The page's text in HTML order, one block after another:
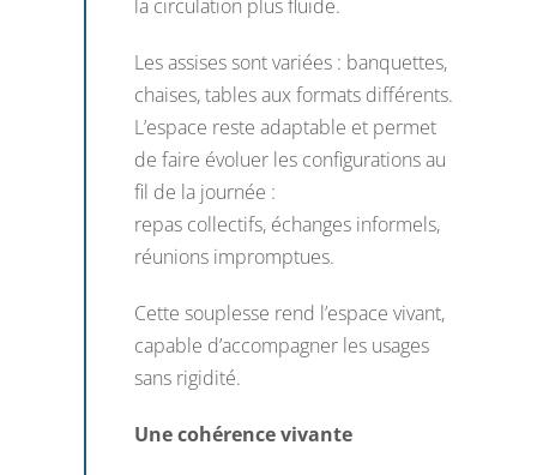
la circulation plus fluide.
Les assises sont variées : banquettes,
chaises, tables aux formats différents.
L’espace reste adaptable et permet
de faire évoluer les configurations au
fil de la journée :
repas collectifs, échanges informels,
réunions impromptues.
Cette souplesse rend l’espace vivant,
capable d’accompagner les usages
sans rigidité.
Une cohérence vivante